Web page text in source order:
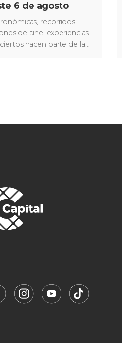
6 de agosto
recorridos
de cine, experiencias
hacen parte de la